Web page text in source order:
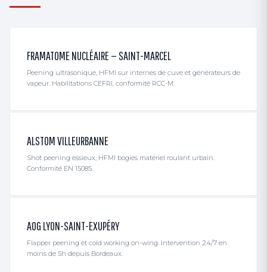
FRAMATOME NUCLÉAIRE — SAINT-MARCEL
Peening ultrasonique, HFMI sur internes de cuve et générateurs de
vapeur. Habilitations CEFRI, conformité RCC-M.
ALSTOM VILLEURBANNE
Shot peening essieux, HFMI bogies matériel roulant urbain.
Conformité EN 15085.
AOG LYON-SAINT-EXUPÉRY
Flapper peening et cold working on-wing. Intervention 24/7 en
moins de 5h depuis Bordeaux.